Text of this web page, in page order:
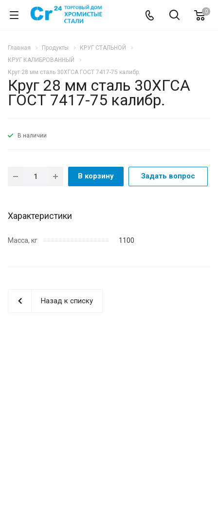
0
Главная Продукты
КРУГ СТАЛЬНОЙ
КРУГ КАЛИБРОВАННЫЙ
Круг 28 мм сталь 30ХГСА ГОСТ 7417-75 калибр.
Круг 28 мм сталь 30ХГСА
ГОСТ 7417-75 калибр.
В наличии
В корзину Задать вопрос
Характеристики
Масса, кг 1100
Назад к списку